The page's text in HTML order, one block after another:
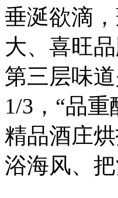
垂涎欲滴
大、喜旺
第三层味
1/3，“品
精品酒庄
浴海风、